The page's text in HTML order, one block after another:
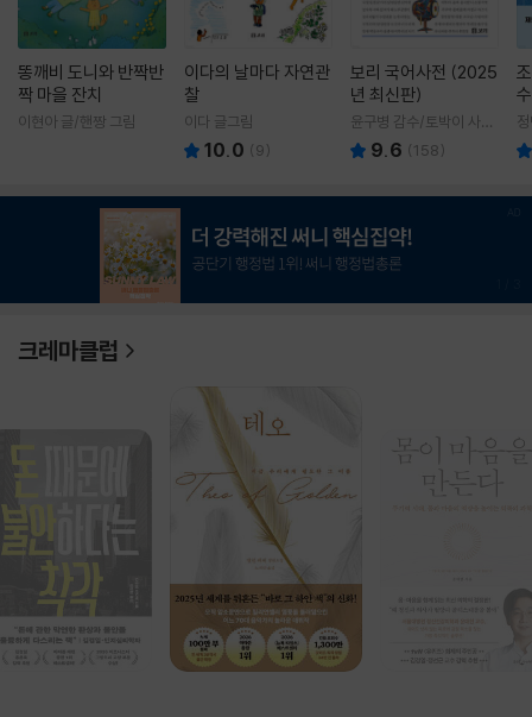
똥깨비 도니와 반짝반
짝 마을 잔치
이현아 글/핸짱 그림
이다의 날마다 자연관
찰
이다 글그림
10.0 (9)
보리 국어사전 (2025
년 최신판)
윤구병 감수/토박이 사전
편찬실 편
9.6 (158)
크레마클럽